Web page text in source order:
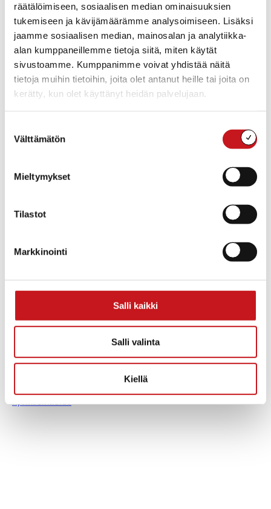
räätälöimiseen, sosiaalisen median ominaisuuksien
tukemiseen ja kävijämäärämme analysoimiseen. Lisäksi
jaamme sosiaalisen median, mainosalan ja analytiikka-
alan kumppaneillemme tietoja siitä, miten käytät
sivustoamme. Kumppanimme voivat yhdistää näitä
tietoja muihin tietoihin, joita olet antanut heille tai joita on
kerätty, kun olet käyttänyt heidän palvelujaan.
valinta
Välttämätön
Mieltymykset
Tilastot
Markkinointi
Salli kaikki
Salli valinta
Kiellä
Avaus ja tervetuloa
Kello 18.00-18.15, palvelujärjestelmän uudistamisen
lähtökohdat
Kello 18.15-18.30, vastaanottotoiminnan ja
alueellisen erikoissairaanhoidon sekä
aikuissosiaalityön uudistus
Kello 18.30-18.45, osastohoidon, asumisen ja kotiin
vietävien palveluiden uudistus
Päätössanat
Päivämäärä:
Aika:
Hyvinvointi,Infotilaisuus
Pohjois-Savon
hyvinvointialue
Pohjois-Savon
hyvinvointialue